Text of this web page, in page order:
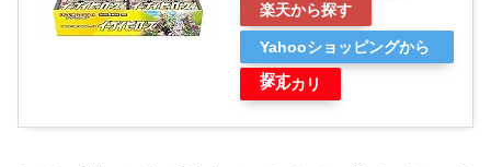
楽天から探す
Yahooショッピングから
探す
メルカリ